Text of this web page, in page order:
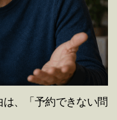
、「予約できない問